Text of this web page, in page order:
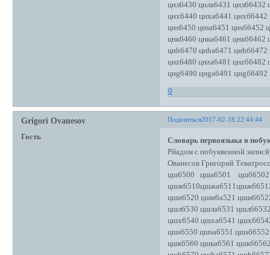
цнл6430 цнла6431 цнлб6432
цнх6440 цнха6441
цнs6450 цнsа6451 цнsб6452
цнк6460 цнка6461 цнкб6462
цнh6470 цнhа6471
цнz6480 цнzа6481 цнzб6482
цнg6490 цнgа6491
0
Поделиться2017-02-18 22:44:44
Grigori Ovanesov
Гость
Словарь первоязыка в
Рйадом с побуквенной
Ованесов Григорий
цш6500 цша6501
цши6520 цши6а521
цшл6530 цшла6531
цшх6540 цшха6541
цшs6550 цшsа6551
цшк6560 цшка6561